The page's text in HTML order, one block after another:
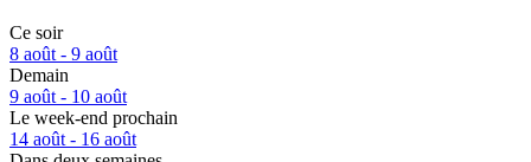
Ce soir
8 août - 9 août
Demain
9 août - 10 août
Le week-end prochain
14 août - 16 août